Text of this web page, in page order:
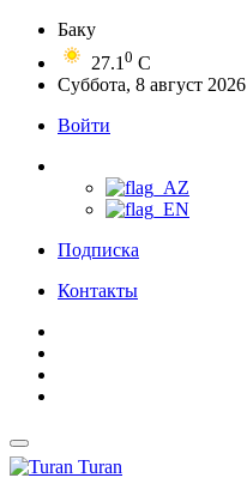
Баку
27.1 0 C
Суббота, 8 август 2026
Войти
Подписка
Контакты
Turan